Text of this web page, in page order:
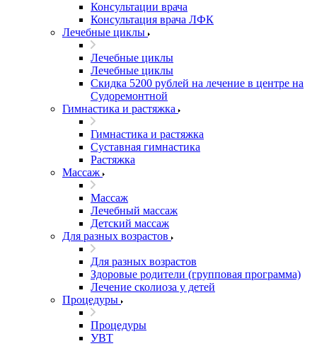
Консультации врача
Консультация врача ЛФК
Лечебные циклы
Лечебные циклы
Лечебные циклы
Скидка 5200 рублей на лечение в центре на
Судоремонтной
Гимнастика и растяжка
Гимнастика и растяжка
Суставная гимнастика
Растяжка
Массаж
Массаж
Лечебный массаж
Детский массаж
Для разных возрастов
Для разных возрастов
Здоровые родители (групповая программа)
Лечение сколиоза у детей
Процедуры
Процедуры
УВТ